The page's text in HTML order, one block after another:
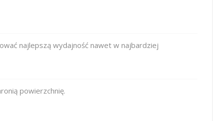
najlepszą wydajność nawet w najbardziej
powierzchnię.